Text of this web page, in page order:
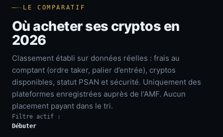
LE COMPARATIF
Où acheter ses cryptos en
2026
Classement établi sur données réelles : frais au
comptant (ordre taker, palier d’entrée), cryptos
disponibles, statut PSAN et sécurité. Uniquement des
plateformes enregistrées auprès de l'AMF. Aucun
placement payant dans le tri.
Filtre actif :
Débuter